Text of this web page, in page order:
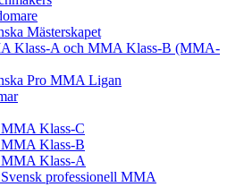
Mästerskapet
Klass-A och MMA Klass-B (MMA-
Pro MMA Ligan
Klass-C
Klass-B
Klass-A
professionell MMA